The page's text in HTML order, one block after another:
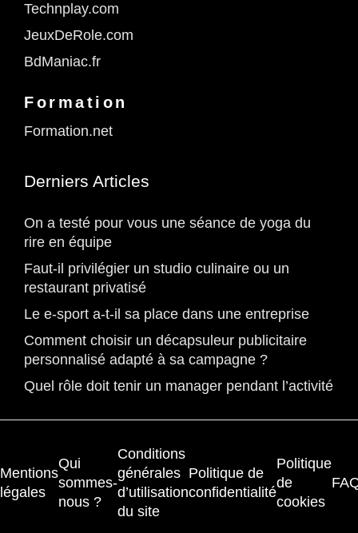
Technplay.com
JeuxDeRole.com
BdManiac.fr
Formation
Formation.net
Derniers Articles
On a testé pour vous une séance de yoga du
rire en équipe
Faut-il privilégier un studio culinaire ou un
restaurant privatisé
Le e-sport a-t-il sa place dans une entreprise
Comment choisir un décapsuleur publicitaire
personnalisé adapté à sa campagne ?
Quel rôle doit tenir un manager pendant l’activité
Mentions
légales
Qui
sommes-
nous ?
Conditions
générales
d’utilisation
du site
Politique de
confidentialité
Politique
de
cookies